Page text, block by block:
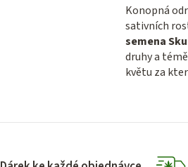
Konopná
sativních
semena
druhy a
květu za